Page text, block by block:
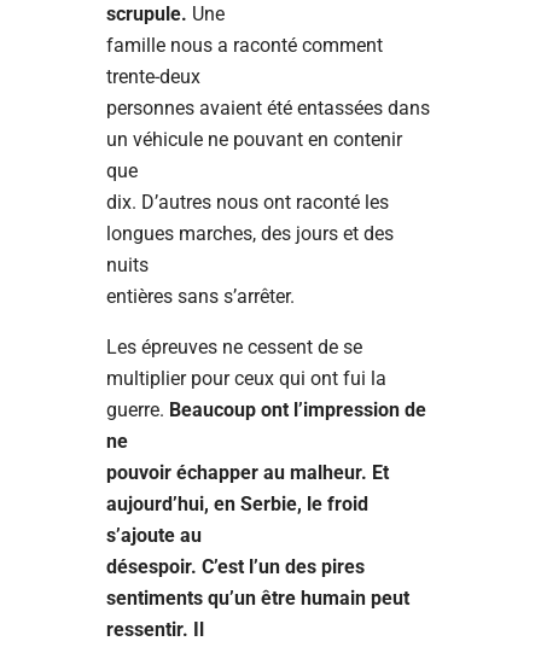
scrupule. Une
famille nous a raconté comment
trente-deux
personnes avaient été entassées dans
un véhicule ne pouvant en contenir
que
dix. D’autres nous ont raconté les
longues marches, des jours et des
nuits
entières sans s’arrêter.
Les épreuves ne cessent de se
multiplier pour ceux qui ont fui la
guerre. Beaucoup ont l’impression de
ne
pouvoir échapper au malheur. Et
aujourd’hui, en Serbie, le froid
s’ajoute au
désespoir. C’est l’un des pires
sentiments qu’un être humain peut
ressentir. Il